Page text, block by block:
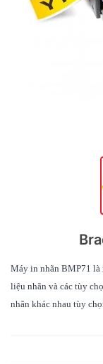
Máy in nhãn BMP71 là
liệu nhãn và các tùy
nhãn khác nhau tùy